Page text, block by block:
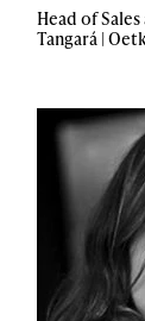
Head of
Tangará |